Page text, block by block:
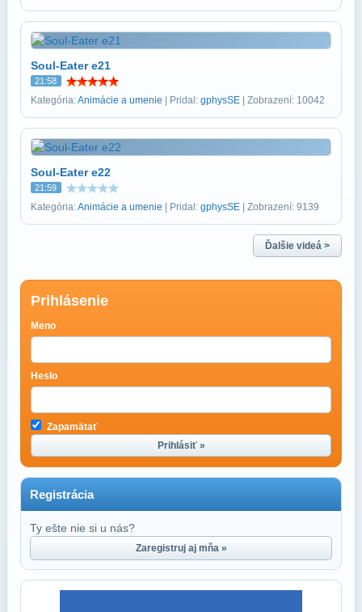
Soul-Eater e21
21:58
Kategória:Animácie a umenie | Pridal: gphysSE | Zobrazení: 10042
Soul-Eater e22
21:59
Kategória:Animácie a umenie | Pridal: gphysSE | Zobrazení: 9139
Ďalšie videá >
Prihlásenie
Meno
Heslo
Zapamätať
Prihlásiť »
Registrácia
Ty ešte nie si u nás?
Zaregistruj aj mňa »